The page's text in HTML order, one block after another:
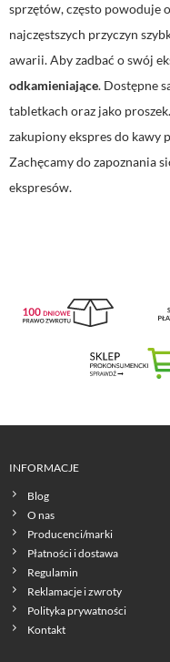
sprzętów, często powoduje
najczęstszych przyczyn
awarii. Aby zadbać o swój
odkamieniające. Dostępne
tabletkach oraz jako
zakupiony ekspres do kawy
Zachęcamy do zapoznania
ekspresów.
INFORMACJE
Blog
O nas
Producenci/marki
Płatności i dostawa
Regulamin
Reklamacje i zwroty
Polityka prywatności
Kontakt